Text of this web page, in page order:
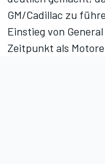
GM/Cadillac zu
Einstieg von
Zeitpunkt als